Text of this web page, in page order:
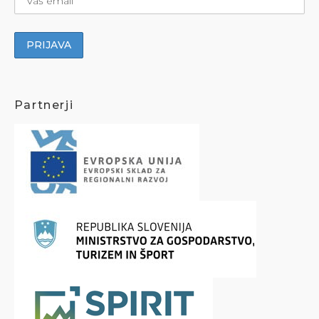
Partnerji